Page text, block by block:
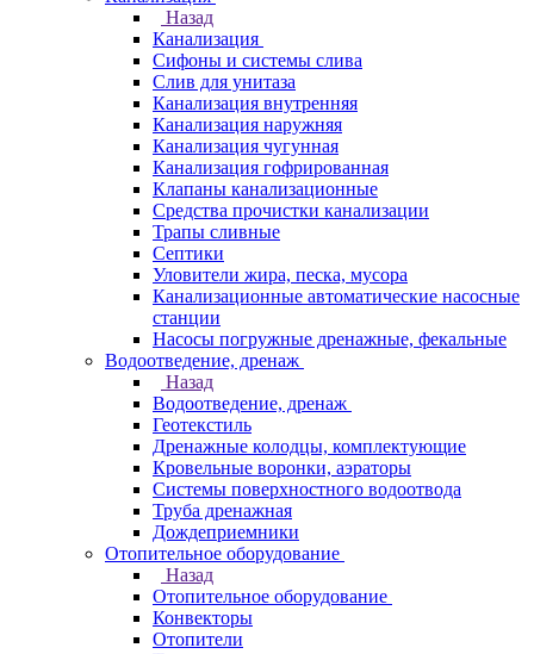
Назад
Канализация
Сифоны и системы слива
Слив для унитаза
Канализация внутренняя
Канализация наружняя
Канализация чугунная
Канализация гофрированная
Клапаны канализационные
Средства прочистки канализации
Трапы сливные
Септики
Уловители жира, песка, мусора
Канализационные автоматические насосные
станции
Насосы погружные дренажные, фекальные
Водоотведение, дренаж
Назад
Водоотведение, дренаж
Геотекстиль
Дренажные колодцы, комплектующие
Кровельные воронки, аэраторы
Системы поверхностного водоотвода
Труба дренажная
Дождеприемники
Отопительное оборудование
Назад
Отопительное оборудование
Конвекторы
Отопители